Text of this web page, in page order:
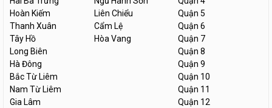
Hoàn Kiếm
Thanh Xuân
Tây Hồ
Long Biên
Hà Đông
Bắc Từ Liêm
Nam Từ Liêm
Gia Lâm
Liên Chiểu
Cẩm Lệ
Hòa Vang
Quận 5
Quận 6
Quận 7
Quận 8
Quận 9
Quận 10
Quận 11
Quận 12